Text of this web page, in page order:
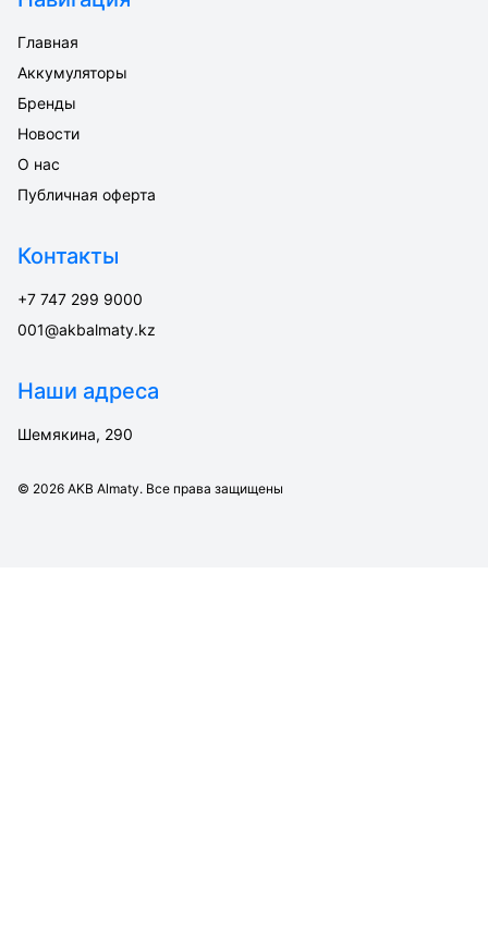
Главная
Аккумуляторы
Бренды
Новости
О нас
Публичная оферта
Контакты
+7 747 299 9000
001@akbalmaty.kz
Наши адреса
Шемякина, 290
© 2026 AKB Almaty. Все права защищены